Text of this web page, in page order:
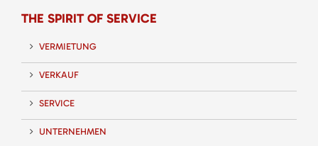
THE SPIRIT OF SERVICE
VERMIETUNG
VERKAUF
SERVICE
UNTERNEHMEN